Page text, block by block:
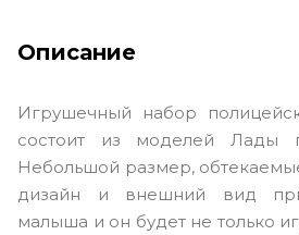
Описание
Игрушечный набор
состоит из моделей Лады
Небольшой размер,
дизайн и внешний вид
малыша и он будет не только